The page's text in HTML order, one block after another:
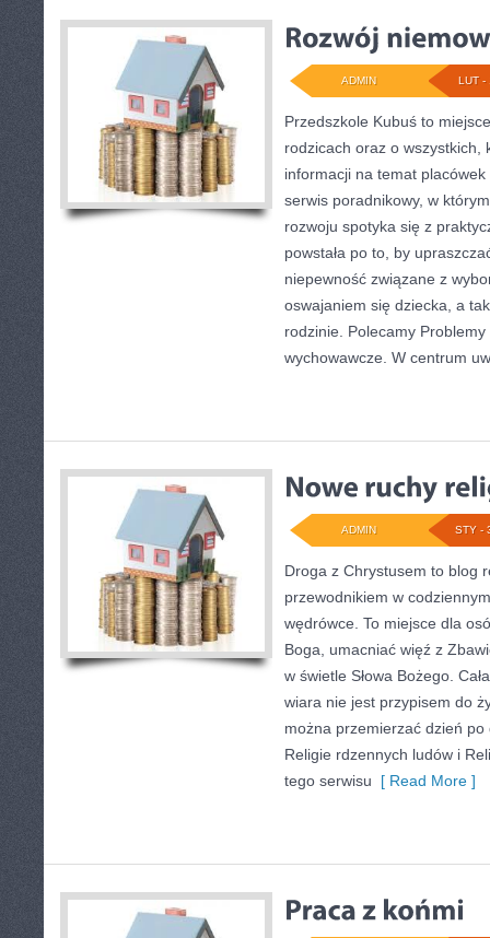
LUT -
ADMIN
Przedszkole Kubuś to
rodzicach oraz o wszystkich,
informacji na temat placówek
serwis poradnikowy, w
rozwoju spotyka się z
powstała po to, by
niepewność związane z
oswajaniem się dziecka, a
rodzinie. Polecamy
wychowawcze. W centrum
STY -
ADMIN
Droga z Chrystusem to blog
przewodnikiem w
wędrówce. To miejsce dla
Boga, umacniać więź z
w świetle Słowa Bożego.
wiara nie jest przypisem do
można przemierzać dzień
Religie rdzennych ludów i
tego serwisu [ Read More ]